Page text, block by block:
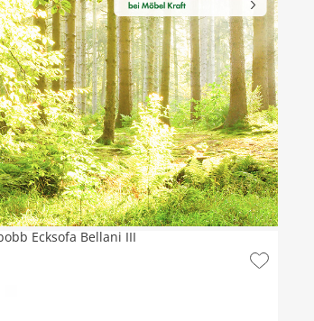
Ecksofa Bellani III